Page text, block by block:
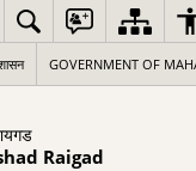
GOVERNMENT OF
Raigad